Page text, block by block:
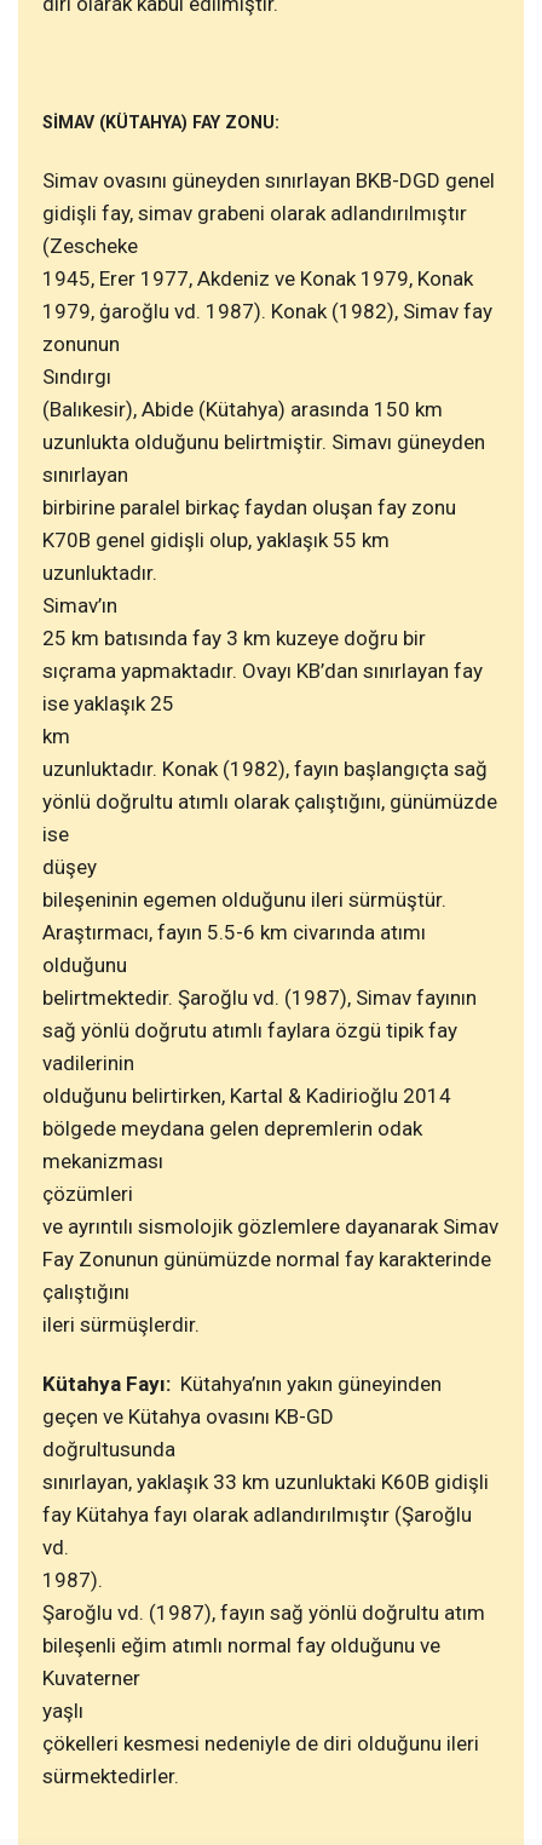
SİMAV (KÜTAHYA) FAY ZONU:
Simav ovasını güneyden sınırlayan BKB-DGD genel
gidişli fay, simav grabeni olarak adlandırılmıştır
(Zescheke
1945, Erer 1977, Akdeniz ve Konak 1979, Konak
1979, ġaroğlu vd. 1987). Konak (1982), Simav fay
zonunun
Sındırgı
(Balıkesir), Abide (Kütahya) arasında 150 km
uzunlukta olduğunu belirtmiştir. Simavı güneyden
sınırlayan
birbirine paralel birkaç faydan oluşan fay zonu
K70B genel gidişli olup, yaklaşık 55 km
uzunluktadır.
Simav’ın
25 km batısında fay 3 km kuzeye doğru bir
sıçrama yapmaktadır. Ovayı KB’dan sınırlayan fay
ise yaklaşık 25
km
uzunluktadır. Konak (1982), fayın başlangıçta sağ
yönlü doğrultu atımlı olarak çalıştığını, günümüzde
ise
düşey
bileşeninin egemen olduğunu ileri sürmüştür.
Araştırmacı, fayın 5.5-6 km civarında atımı
olduğunu
belirtmektedir. Şaroğlu vd. (1987), Simav fayının
sağ yönlü doğrutu atımlı faylara özgü tipik fay
vadilerinin
olduğunu belirtirken, Kartal & Kadirioğlu 2014
bölgede meydana gelen depremlerin odak
mekanizması
çözümleri
ve ayrıntılı sismolojik gözlemlere dayanarak Simav
Fay Zonunun günümüzde normal fay karakterinde
çalıştığını
ileri sürmüşlerdir.
Kütahya Fayı: Kütahya’nın yakın güneyinden
geçen ve Kütahya ovasını KB-GD
doğrultusunda
sınırlayan, yaklaşık 33 km uzunluktaki K60B gidişli
fay Kütahya fayı olarak adlandırılmıştır (Şaroğlu
vd.
1987).
Şaroğlu vd. (1987), fayın sağ yönlü doğrultu atım
bileşenli eğim atımlı normal fay olduğunu ve
Kuvaterner
yaşlı
çökelleri kesmesi nedeniyle de diri olduğunu ileri
sürmektedirler.